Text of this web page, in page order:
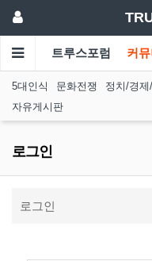
트루스포럼 커
5대인식 문화전쟁 정치/경
자유게시판
로그인
로그인